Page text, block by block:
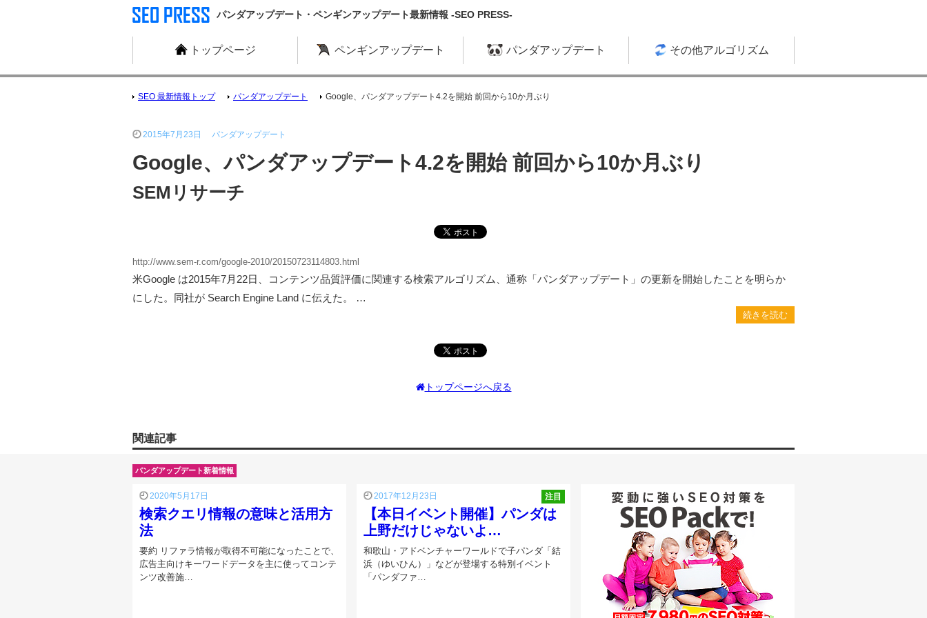
パンダアップデート・ペンギンアップデート最新情報 -SEO PRESS-
トップページ ペンギンアップデート パンダアップデート その他アルゴリズム
SEO 最新情報トップ パンダアップデート Google、パンダアップデート4.2を開始 前回から10か月ぶり
2015年7月23日 パンダアップデート
Google、パンダアップデート4.2を開始 前回から10か月ぶり
SEMリサーチ
http://www.sem-r.com/google-2010/20150723114803.html
米Google は2015年7月22日、コンテンツ品質評価に関連する検索アルゴリズム、通称「パンダアップデート」の更新を開始したことを明らか
にした。同社が Search Engine Land に伝えた。 …
続きを読む
トップページへ戻る
関連記事
パンダアップデート新着情報
2020年5月17日
検索クエリ情報の意味と活用方
法
要約 リファラ情報が取得不可能になったことで、
広告主向けキーワードデータを主に使ってコンテ
ンツ改善施…
注目
2017年12月23日
【本日イベント開催】パンダは
上野だけじゃないよ…
和歌山・アドベンチャーワールドで子パンダ「結
浜（ゆいひん）」などが登場する特別イベント
「パンダファ…